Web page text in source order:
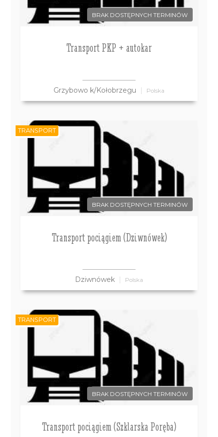
BRAK DOSTĘPNYCH TERMINÓW
Transport PKP + autokar
Grzybowo k/Kołobrzegu Polska
BRAK DOSTĘPNYCH TERMINÓW
Transport pociągiem (Dziwnówek)
Dziwnówek Polska
TRANSPORT
BRAK DOSTĘPNYCH TERMINÓW
Transport pociągiem (Szklarska Poręba)
TRANSPORT